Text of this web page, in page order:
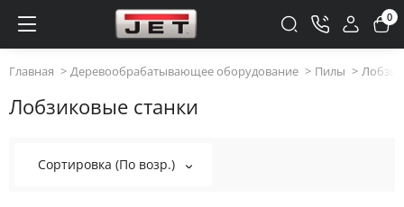
0
Главная Деревообрабатывающее оборудование Пилы
Лобзиковые станки
Сортировка (По возр.)